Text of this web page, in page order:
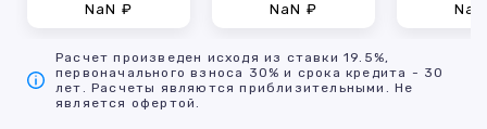
NaN ₽ NaN ₽
Расчет произведен исходя из ставки 19.5%,
первоначального взноса 30% и срока кредита - 30
лет. Расчеты являются приблизительными. Не
является офертой.